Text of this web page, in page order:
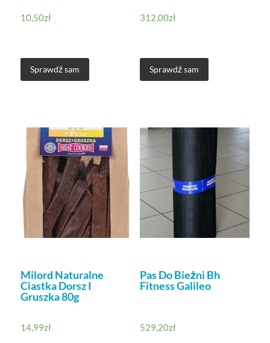
10,50zł
Sprawdź sam
312,00zł
Sprawdź sam
Milord Naturalne
Ciastka Dorsz I
Gruszka 80g
14,99zł
Pas Do Bieżni Bh
Fitness Galileo
529,20zł